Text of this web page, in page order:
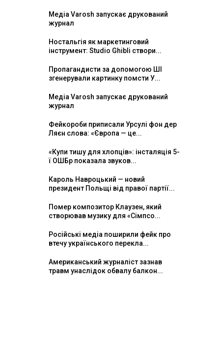
Медіа Varosh запускає друкований
журнал
Ностальгія як маркетинговий
інструмент: Studio Ghibli створи...
Пропагандисти за допомогою ШІ
згенерували картинку помсти У...
Медіа Varosh запускає друкований
журнал
Фейкороби приписали Урсулі фон дер
Ляєн слова: «Європа — це...
«Купи тишу для хлопців»: інсталяція 5-
ї ОШБр показала звуков...
Кароль Навроцький — новий
президент Польщі від правої партії...
Помер композитор Клаузен, який
створював музику для «Сімпсо...
Російські медіа поширили фейк про
втечу українського перекла...
Американський журналіст зазнав
травм унаслідок обвалу балкон...